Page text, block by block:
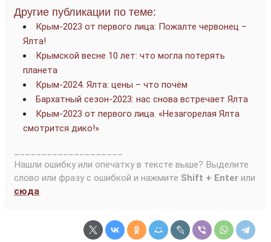
Другие публикации по теме:
Крым-2023 от первого лица: Пожалте червонец –
Ялта!
Крымской весне 10 лет: что могла потерять
планета
Крым-2024. Ялта: цены – что почём
Бархатный сезон-2023: нас снова встречает Ялта
Крым-2023 от первого лица. «Незагорелая Ялта
смотрится дико!»
Нашли ошибку или опечатку в тексте выше? Выделите
слово или фразу с ошибкой и нажмите Shift + Enter или
сюда.